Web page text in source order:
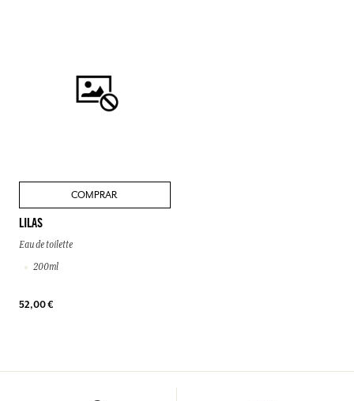
COMPRAR
LILAS
Eau de toilette
200ml
52,00 €